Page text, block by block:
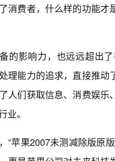
消费者，什么样的功能
的影响力，也远远超出
理能力的追求，直接推
人们获取信息、消费娱
业。
“苹果2007未测减除版原